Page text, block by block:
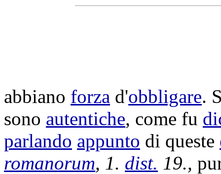
abbiano forza d'obbligare.
sono autentiche, come fu
parlando appunto di queste
romanorum, 1. dist. 19.,